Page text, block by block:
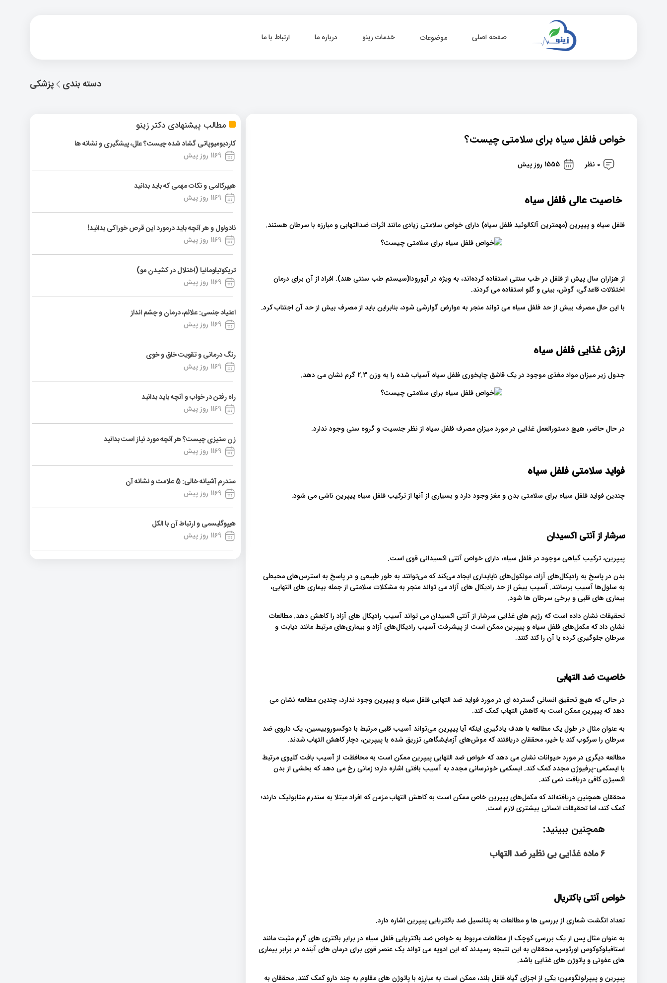
صفحه اصلی موضوعات خدمات زینو درباره ما ارتباط با ما
پزشکی دسته بندی
مطالب پیشنهادی دکتر زینو
کاردیومیوپاتی گشاد شده چیست؟ علل، پیشگیری و نشانه ها
1169 روز پیش
هیپرکالمی و نکات مهمی که باید بدانید
1169 روز پیش
نادولول و هر آنچه باید درمورد این قرص خوراکی بدانید!
1169 روز پیش
تریکوتیلومانیا (اختلال در کشیدن مو)
1169 روز پیش
اعتیاد جنسی: علائم، درمان و چشم انداز
1169 روز پیش
رنگ درمانی و تقویت خلق و خوی
1169 روز پیش
راه رفتن در خواب و آنچه باید بدانید
1169 روز پیش
زن ستیزی چیست؟ هر آنچه مورد نیاز است بدانید
1169 روز پیش
سندرم آشیانه خالی: 5 علامت و نشانه آن
1169 روز پیش
هیپوگلیسمی و ارتباط آن با الکل
1169 روز پیش
خواص فلفل سیاه برای سلامتی چیست؟
0 نظر 1555 روز پیش
خاصیت عالی فلفل سیاه
فلفل سیاه و پیپرین (مهمترین آلکالوئید فلفل سیاه) دارای خواص سلامتی زیادی مانند اثرات ضدالتهابی و مبارزه با سرطان هستند.
از هزاران سال پیش از فلفل در طب سنتی استفاده کرده‌اند، به ویژه در آیورودا(سیستم طب سنتی هند). افراد از آن برای درمان
اختلالات قاعدگی، گوش، بینی و گلو استفاده می کردند.
با این حال مصرف بیش از حد فلفل سیاه می تواند منجر به عوارض گوارشی شود، بنابراین باید از مصرف بیش از حد آن اجتناب کرد.
ارزش غذایی فلفل سیاه
جدول زیر میزان مواد مغذی موجود در یک قاشق چایخوری فلفل سیاه آسیاب شده را به وزن 2.3 گرم نشان می دهد.
در حال حاضر، هیچ دستورالعمل غذایی در مورد میزان مصرف فلفل سیاه از نظر جنسیت و گروه سنی وجود ندارد.
فواید سلامتی فلفل سیاه
چندین فواید فلفل سیاه برای سلامتی بدن و مغز وجود دارد و بسیاری از آنها از ترکیب فلفل سیاه پیپرین ناشی می شود.
سرشار از آنتی اکسیدان
پیپرین، ترکیب گیاهی موجود در فلفل سیاه، دارای خواص آنتی اکسیدانی قوی است.
بدن در پاسخ به رادیکال‌های آزاد، مولکول‌های ناپایداری ایجاد می‌کند که می‌توانند به طور طبیعی و در پاسخ به استرس‌های محیطی
به سلول‌ها آسیب برسانند. آسیب بیش از حد رادیکال های آزاد می تواند منجر به مشکلات سلامتی از جمله بیماری های التهابی،
بیماری های قلبی و برخی سرطان ها شود.
تحقیقات نشان داده است که رژیم های غذایی سرشار از آنتی اکسیدان می تواند آسیب رادیکال های آزاد را کاهش دهد. مطالعات
نشان داد که مکمل‌های فلفل سیاه و پیپرین ممکن است از پیشرفت آسیب رادیکال‌های آزاد و بیماری‌های مرتبط مانند دیابت و
سرطان جلوگیری کرده یا آن را کند کنند.
خاصیت ضد التهابی
در حالی که هیچ تحقیق انسانی گسترده ای در مورد فواید ضد التهابی فلفل سیاه و پیپرین وجود ندارد، چندین مطالعه نشان می
دهد که پیپرین ممکن است به کاهش التهاب کمک کند.
به عنوان مثال در طول یک مطالعه با هدف یادگیری اینکه آیا پیپرین می‌تواند آسیب قلبی مرتبط با دوکسوروبیسین، یک داروی ضد
سرطان را سرکوب کند یا خیر، محققان دریافتند که موش‌های آزمایشگاهی تزریق شده با پیپرین، دچار کاهش التهاب شدند.
مطالعه دیگری در مورد حیوانات نشان می دهد که خواص ضد التهابی پیپرین ممکن است به محافظت از آسیب بافت کلیوی مرتبط
با ایسکمی-پرفیوژن مجدد کمک کند. ایسکمی خونرسانی مجدد به آسیب بافتی اشاره دارد؛ زمانی رخ می دهد که بخشی از بدن
اکسیژن کافی دریافت نمی کند.
محققان همچنین دریافته‌اند که مکمل‌های پیپرین خاص ممکن است به کاهش التهاب مزمن که افراد مبتلا به سندرم متابولیک دارند؛
کمک کند، اما تحقیقات انسانی بیشتری لازم است.
همچنین ببینید:
6 ماده غذایی بی نظیر ضد التهاب
خواص آنتی باکتریال
تعداد انگشت شماری از بررسی ها و مطالعات به پتانسیل ضد باکتریایی پیپرین اشاره دارد.
به عنوان مثال پس از یک بررسی کوچک از مطالعات مربوط به خواص ضد باکتریایی فلفل سیاه در برابر باکتری های گرم مثبت مانند
استافیلوکوکوس اورئوس، محققان به این نتیجه رسیدند که این ادویه می تواند یک عنصر قوی برای درمان های آینده در برابر بیماری
های عفونی و پاتوژن های غذایی باشد.
پیپرین و پیپرلونگومین؛ یکی از اجزای گیاه فلفل بلند، ممکن است به مبارزه با پاتوژن های مقاوم به چند دارو کمک کنند. محققان به